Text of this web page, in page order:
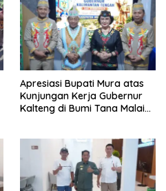
Apresiasi Bupati Mura atas
Kunjungan Kerja Gubernur
Kalteng di Bumi Tana Malai